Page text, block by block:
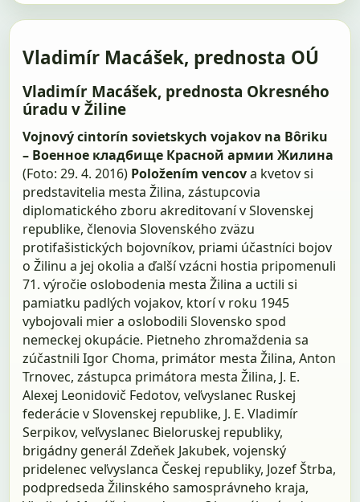
Vladimír Macášek, prednosta OÚ
Vladimír Macášek, prednosta Okresného
úradu v Žiline
Vojnový cintorín sovietskych vojakov na Bôriku
– Военное кладбище Красной армии Жилина
(Foto: 29. 4. 2016) Položením vencova kvetov si
predstavitelia mesta Žilina, zástupcovia
diplomatického zboru akreditovaní v Slovenskej
republike, členovia Slovenského zväzu
protifašistických bojovníkov, priami účastníci bojov
o Žilinu a jej okolia a ďalší vzácni hostia pripomenuli
71. výročie oslobodenia mesta Žilina a uctili si
pamiatku padlých vojakov, ktorí v roku 1945
vybojovali mier a oslobodili Slovensko spod
nemeckej okupácie. Pietneho zhromaždenia sa
zúčastnili Igor Choma, primátor mesta Žilina, Anton
Trnovec, zástupca primátora mesta Žilina, J. E.
Alexej Leonidovič Fedotov, veľvyslanec Ruskej
federácie v Slovenskej republike, J. E. Vladimír
Serpikov, veľvyslanec Bieloruskej republiky,
brigádny generál Zdeňek Jakubek, vojenský
pridelenec veľvyslanca Českej republiky, Jozef Štrba,
podpredseda Žilinského samosprávneho kraja,